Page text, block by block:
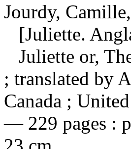
Jourdy,
[Juliette.
Juliette or,
; translated by
Canada ;
— 229 pages :